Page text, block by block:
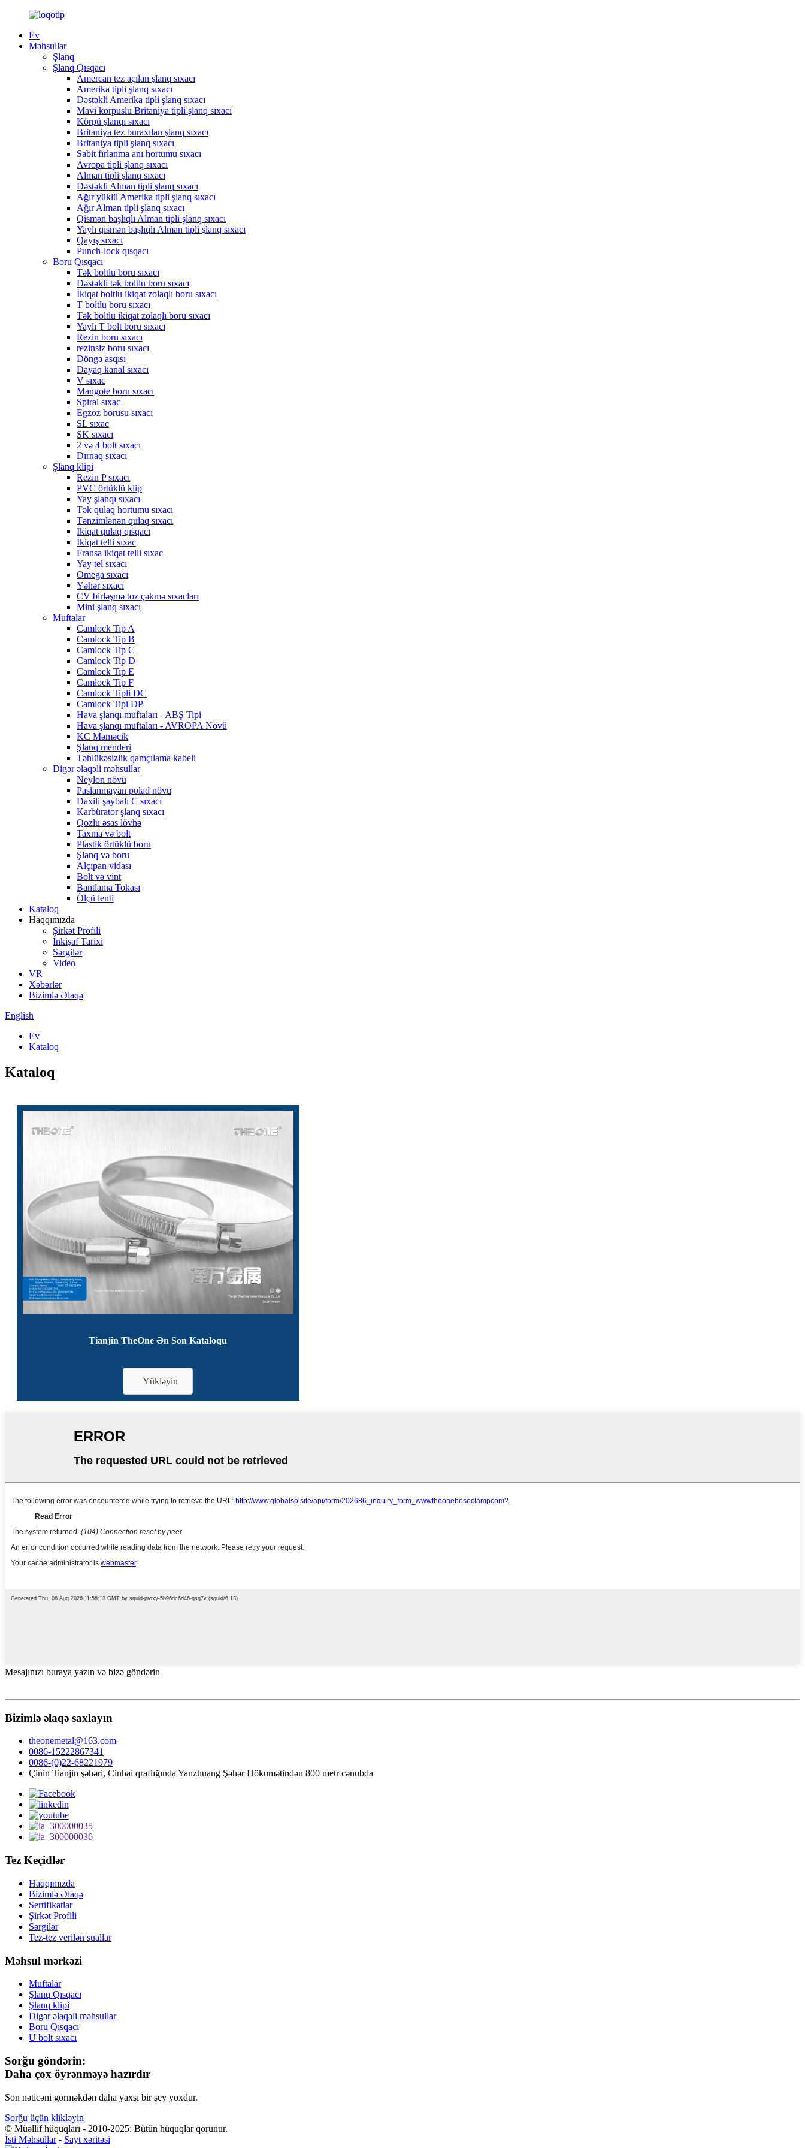
Ev
Məhsullar
Şlanq
Şlanq Qısqacı
Amercan tez açılan şlanq sıxacı
Amerika tipli şlanq sıxacı
Dəstəkli Amerika tipli şlanq sıxacı
Mavi korpuslu Britaniya tipli şlanq sıxacı
Körpü şlanqı sıxacı
Britaniya tez buraxılan şlanq sıxacı
Britaniya tipli şlanq sıxacı
Sabit fırlanma anı hortumu sıxacı
Avropa tipli şlanq sıxacı
Alman tipli şlanq sıxacı
Dəstəkli Alman tipli şlanq sıxacı
Ağır yüklü Amerika tipli şlanq sıxacı
Ağır Alman tipli şlanq sıxacı
Qismən başlıqlı Alman tipli şlanq sıxacı
Yaylı qismən başlıqlı Alman tipli şlanq sıxacı
Qayış sıxacı
Punch-lock qısqacı
Boru Qısqacı
Tək boltlu boru sıxacı
Dəstəkli tək boltlu boru sıxacı
İkiqat boltlu ikiqat zolaqlı boru sıxacı
T boltlu boru sıxacı
Tək boltlu ikiqat zolaqlı boru sıxacı
Yaylı T bolt boru sıxacı
Rezin boru sıxacı
rezinsiz boru sıxacı
Döngə asqısı
Dayaq kanal sıxacı
V sıxac
Mangote boru sıxacı
Spiral sıxac
Egzoz borusu sıxacı
SL sıxac
SK sıxacı
2 və 4 bolt sıxacı
Dırnaq sıxacı
Şlanq klipi
Rezin P sıxacı
PVC örtüklü klip
Yay şlanqı sıxacı
Tək qulaq hortumu sıxacı
Tənzimlənən qulaq sıxacı
İkiqat qulaq qısqacı
İkiqat telli sıxac
Fransa ikiqat telli sıxac
Yay tel sıxacı
Omega sıxacı
Yəhər sıxacı
CV birləşmə toz çəkmə sıxacları
Mini şlanq sıxacı
Muftalar
Camlock Tip A
Camlock Tip B
Camlock Tip C
Camlock Tip D
Camlock Tip E
Camlock Tip F
Camlock Tipli DC
Camlock Tipi DP
Hava şlanqı muftaları - ABŞ Tipi
Hava şlanqı muftaları - AVROPA Növü
KC Məməcik
Şlanq menderi
Təhlükəsizlik qamçılama kabeli
Digər əlaqəli məhsullar
Neylon növü
Paslanmayan polad növü
Daxili şaybalı C sıxacı
Karbürator şlanq sıxacı
Qozlu əsas lövhə
Taxma və bolt
Plastik örtüklü boru
Şlanq və boru
Alçıpan vidası
Bolt və vint
Bantlama Tokası
Ölçü lenti
Kataloq
Haqqımızda
Şirkət Profili
İnkişaf Tarixi
Sərgilər
Video
VR
Xəbərlər
Bizimlə Əlaqə
English
Ev
Kataloq
Kataloq
Tianjin TheOne Ən Son Kataloqu
Yükləyin
Mesajınızı buraya yazın və bizə göndərin
Bizimlə əlaqə saxlayın
theonemetal@163.com
0086-15222867341
0086-(0)22-68221979
Çinin Tianjin şəhəri, Cinhai qraflığında Yanzhuang Şəhər Hökumətindən 800 metr cənubda
Tez Keçidlər
Haqqımızda
Bizimlə Əlaqə
Sertifikatlar
Şirkət Profili
Sərgilər
Tez-tez verilən suallar
Məhsul mərkəzi
Muftalar
Şlanq Qısqacı
Şlanq klipi
Digər əlaqəli məhsullar
Boru Qısqacı
U bolt sıxacı
Sorğu göndərin:
Daha çox öyrənməyə hazırdır
Son nəticəni görməkdən daha yaxşı bir şey yoxdur.
Sorğu üçün klikləyin
© Müəllif hüquqları - 2010-2025: Bütün hüquqlar qorunur.
İsti Məhsullar- Sayt xəritəsi